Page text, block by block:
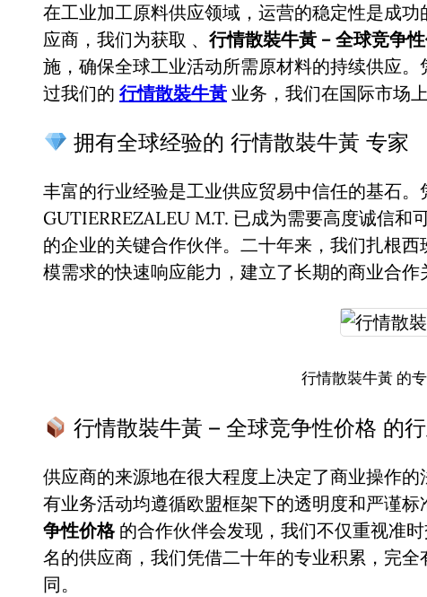
在工业加工原料供应领域，运营的稳定性是成
应商，我们为获取 、 行情散裝牛黃 – 全球竞争
施，确保全球工业活动所需原材料的持续供应
过我们的 行情散裝牛黃 业务，我们在国际市场
拥有全球经验的 行情散裝牛黃 专家
丰富的行业经验是工业供应贸易中信任的基石。
GUTIERREZALEU M.T. 已成为需要高度诚信和
的企业的关键合作伙伴。二十年来，我们扎根
模需求的快速响应能力，建立了长期的商业合作
行情散裝牛黃 的
行情散裝牛黃 – 全球竞争性价格 的
供应商的来源地在很大程度上决定了商业操作
有业务活动均遵循欧盟框架下的透明度和严谨标
争性价格的合作伙伴会发现，我们不仅重视准
名的供应商，我们凭借二十年的专业积累，完全
同。